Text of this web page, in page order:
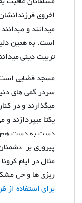
اخروی
میدانند و
است. به همین
تربیت دینی
مسجد فضایی است
سردر گمی های
میگذارند و در
یکتا میپردازند و
دست به دست هم
پیروزی بر
مثال در ایام
ریزی ها و حل
برای استفاده از